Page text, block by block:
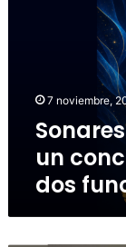
7 noviembre,
un
dos